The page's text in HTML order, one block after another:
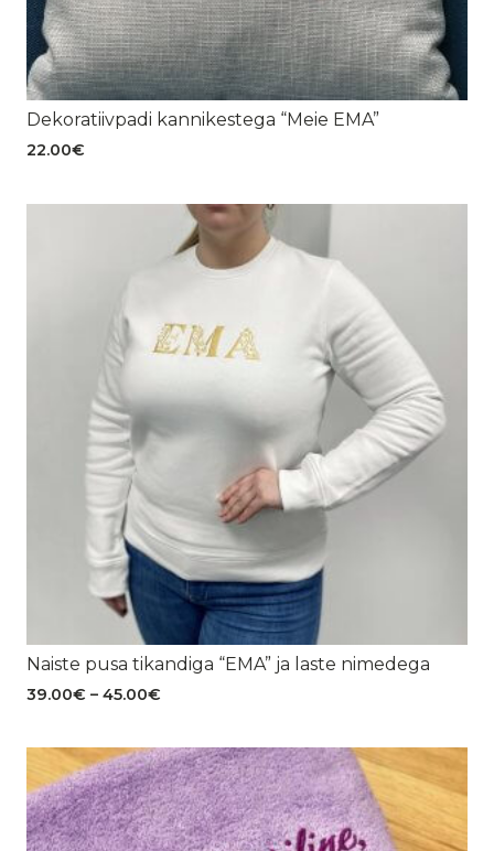
Dekoratiivpadi kannikestega “Meie EMA”
22.00€
Naiste pusa tikandiga “EMA” ja laste nimedega
39.00€ – 45.00€
45.00€